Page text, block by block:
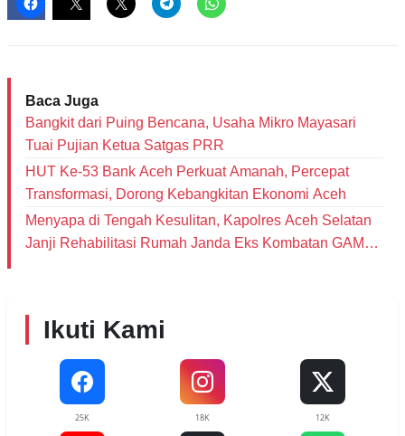
Baca Juga
Bangkit dari Puing Bencana, Usaha Mikro Mayasari
Tuai Pujian Ketua Satgas PRR
HUT Ke-53 Bank Aceh Perkuat Amanah, Percepat
Transformasi, Dorong Kebangkitan Ekonomi Aceh
Menyapa di Tengah Kesulitan, Kapolres Aceh Selatan
Janji Rehabilitasi Rumah Janda Eks Kombatan GAM
Ikuti Kami
25K 18K 12K